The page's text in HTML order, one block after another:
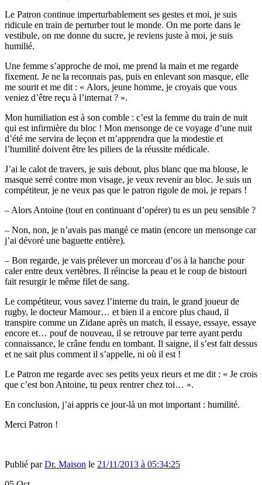
Le Patron continue imperturbablement ses gestes et moi, je suis
ridicule en train de perturber tout le monde. On me porte dans le
vestibule, on me donne du sucre, je reviens juste à moi, je suis
humilié.
Une femme s’approche de moi, me prend la main et me regarde
fixement. Je ne la reconnais pas, puis en enlevant son masque, elle
me sourit et me dit : « Alors, jeune homme, je croyais que vous
veniez d’être reçu à l’internat ? ».
Mon humiliation est à son comble : c’est la femme du train de nuit
qui est infirmière du bloc ! Mon mensonge de ce voyage d’une nuit
d’été me servira de leçon et m’apprendra que la modestie et
l’humilité doivent être les piliers de la réussite médicale.
J’ai le calot de travers, je suis debout, plus blanc que ma blouse, le
masque serré contre mon visage, je veux revenir au bloc. Je suis un
compétiteur, je ne veux pas que le patron rigole de moi, je repars !
– Alors Antoine (tout en continuant d’opérer) tu es un peu sensible ?
– Non, non, je n’avais pas mangé ce matin (encore un mensonge car
j’ai dévoré une baguette entière).
– Bon regarde, je vais prélever un morceau d’os à la hanche pour
caler entre deux vertèbres. Il réincise la peau et le coup de bistouri
fait resurgir le même filet de sang.
Le compétiteur, vous savez l’interne du train, le grand joueur de
rugby, le docteur Mamour… et bien il a encore plus chaud, il
transpire comme un Zidane après un match, il essaye, essaye, essaye
encore et… pouf de nouveau, il se retrouve par terre ayant perdu
connaissance, le crâne fendu en tombant. Il saigne, il s’est fait dessus
et ne sait plus comment il s’appelle, ni où il est !
Le Patron me regarde avec ses petits yeux rieurs et me dit : « Je crois
que c’est bon Antoine, tu peux rentrer chez toi… ».
En conclusion, j’ai appris ce jour-là un mot important : humilité.
Merci Patron !
Publié parDr. Maison le 21/11/2013 à 05:34:25